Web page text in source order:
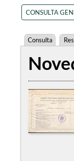
CONSULTA
Consulta